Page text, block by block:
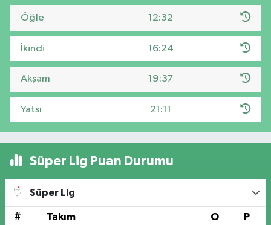
Öğle 12:32
İkindi 16:24
Akşam 19:37
Yatsı 21:11
Süper Lig Puan Durumu
Süper Lig
# Takım O P